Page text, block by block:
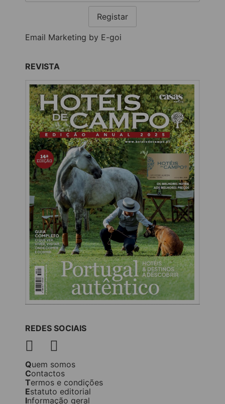
Registar
Email Marketing by E-goi
REVISTA
REDES SOCIAIS
Quem somos
Contactos
Termos e condições
Estatuto editorial
Informação geral